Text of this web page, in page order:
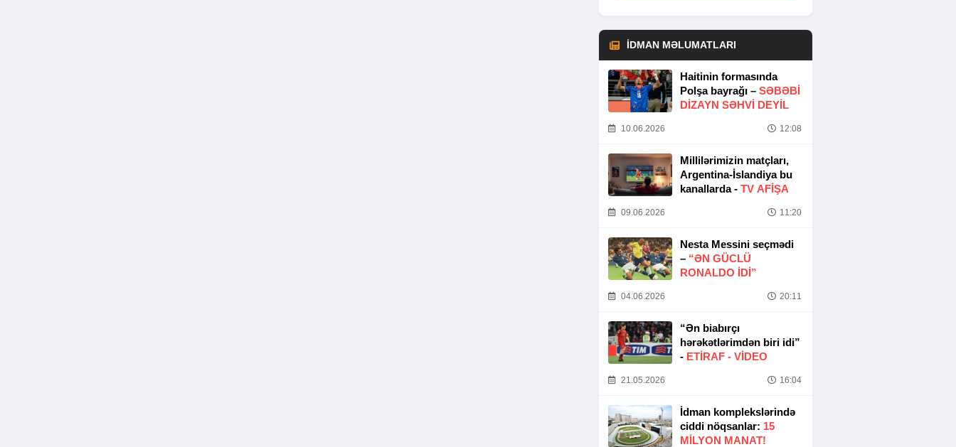
İDMAN MƏLUMATLARI
Haitinin formasında
Polşa bayrağı – SƏBƏBI
DIZAYN SƏHVI DEYIL
10.06.2026 12:08
Millilərimizin matçları,
Argentina-İslandiya bu
kanallarda - TV AFİŞA
09.06.2026 11:20
Nesta Messini seçmədi
– “ƏN GÜCLÜ
RONALDO IDI”
04.06.2026 20:11
“Ən biabırçı
hərəkətlərimdən biri idi”
- ETIRAF - VİDEO
21.05.2026 16:04
İdman komplekslərində
ciddi nöqsanlar: 15
MILYON MANAT!